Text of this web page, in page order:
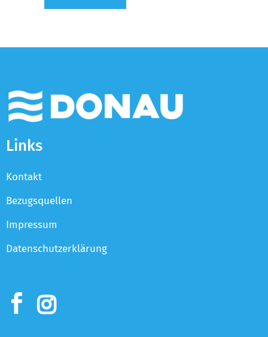
Links
Kontakt
Bezugsquellen
Impressum
Datenschutzerklärung